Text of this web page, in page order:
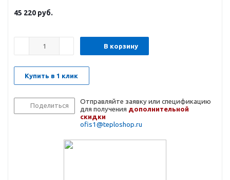
45 220 руб.
В корзину
Купить в 1 клик
Поделиться
Отправляйте заявку или спецификацию
для получения дополнительной
скидки
ofis1@teploshop.ru